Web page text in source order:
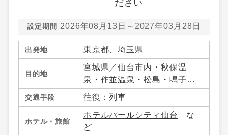
設定期間 2026年08月13日～2027年03月28日
出発地 東京都、埼玉県
目的地
宮城県／仙台市内・秋保温
泉・作並温泉・松島・鳴子温
泉郷・宮城蔵王・白石・笹
谷・南三陸・気仙沼・宮城県
その他、山形県／山形市内・
山形蔵王・上山・赤湯温泉・
交通手段 往復：列車
ホテル・旅館
ホテルパールシティ仙台
な
ど